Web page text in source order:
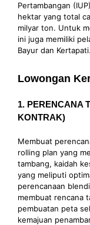
Pertambangan
hektar yang total
milyar ton. Untuk
ini juga memiliki
Bayur dan Kertapati.
Lowongan
1. PERENCANA
KONTRAK)
Membuat
rolling plan yang
tambang, kaidah
yang meliputi
perencanaan
membuat rencana
pembuatan peta
kemajuan